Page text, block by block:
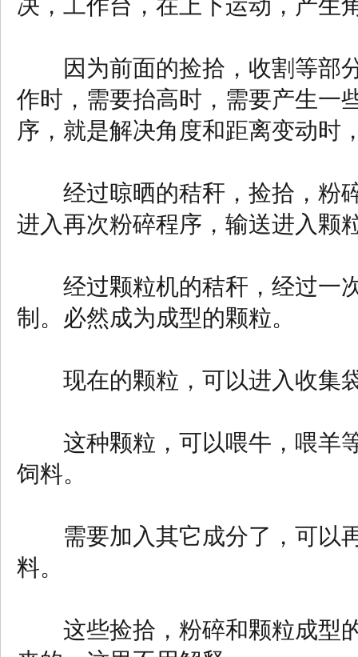
决，工作台，在上下运动，产生
因为前面的捡拾，收割等部
作时，需要抬高时，需要产生一
序，就是解决角度和距离变动时
经过晾晒的秸秆，捡拾，粉
进入再次粉碎程序，输送进入颗
经过颗粒机的秸秆，经过一
制。必然成为成型的颗粒。
现在的颗粒，可以进入收集
这种颗粒，可以喂牛，喂羊
饲料。
需要加入其它成分了，可以
料。
这些捡拾，粉碎和颗粒成型